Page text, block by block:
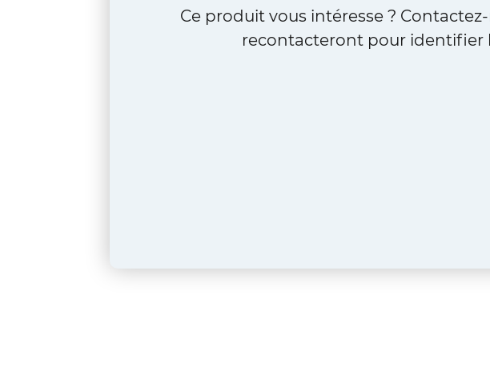
Ce produit vous intéresse ?
recontacteront pour identifier